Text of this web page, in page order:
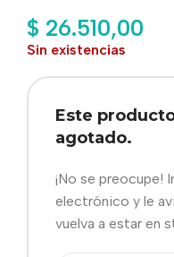
$ 26.510,00
Sin existencias
Este
agotado.
¡No se preocupe!
electrónico y le
vuelva a estar en